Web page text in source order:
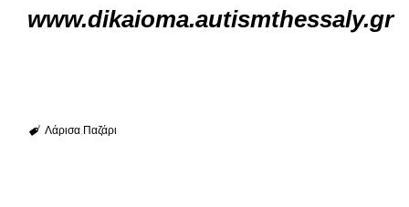
www.dikaioma.autismthessaly.gr
Λάρισα Παζάρι